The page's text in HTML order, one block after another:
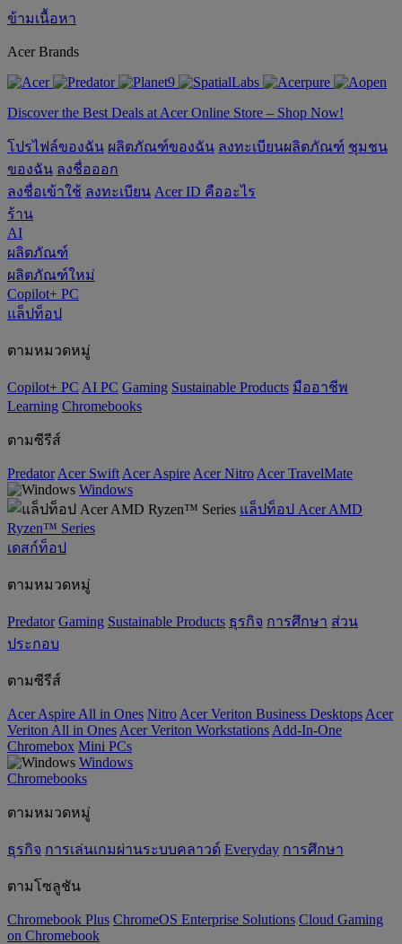
ข้ามเนื้อหา
Acer Brands
Discover the Best Deals at Acer Online Store – Shop Now!
โปรไฟล์ของฉัน ผลิตภัณฑ์ของฉัน ลงทะเบียนผลิตภัณฑ์ ชุมชน
ของฉัน ลงชื่อออก
ลงชื่อเข้าใช้ ลงทะเบียน Acer ID คืออะไร
ร้าน
AI
ผลิตภัณฑ์
ผลิตภัณฑ์ใหม่
Copilot+ PC
แล็ปท็อป
ตามหมวดหมู่
Copilot+ PC AI PC Gaming ‌Sustainable Products มืออาชีพ
‌Learning Chromebooks
ตามซีรีส์
Predator Acer Swift Acer Aspire Acer Nitro Acer TravelMate
Windows
แล็ปท็อป Acer AMD
Ryzen™ Series
เดสก์ท็อป
ตามหมวดหมู่
Predator Gaming ‌Sustainable Products ธุรกิจ การศึกษา ส่วน
ประกอบ
ตามซีรีส์
Acer Aspire All in Ones Nitro Acer Veriton Business Desktops Acer
Veriton All in Ones Acer Veriton Workstations Add-In-One
Chromebox Mini PCs
Windows
Chromebooks
ตามหมวดหมู่
ธุรกิจ การเล่นเกมผ่านระบบคลาวด์ Everyday การศึกษา
ตามโซลูชัน
Chromebook Plus ChromeOS Enterprise Solutions Cloud Gaming
on Chromebook